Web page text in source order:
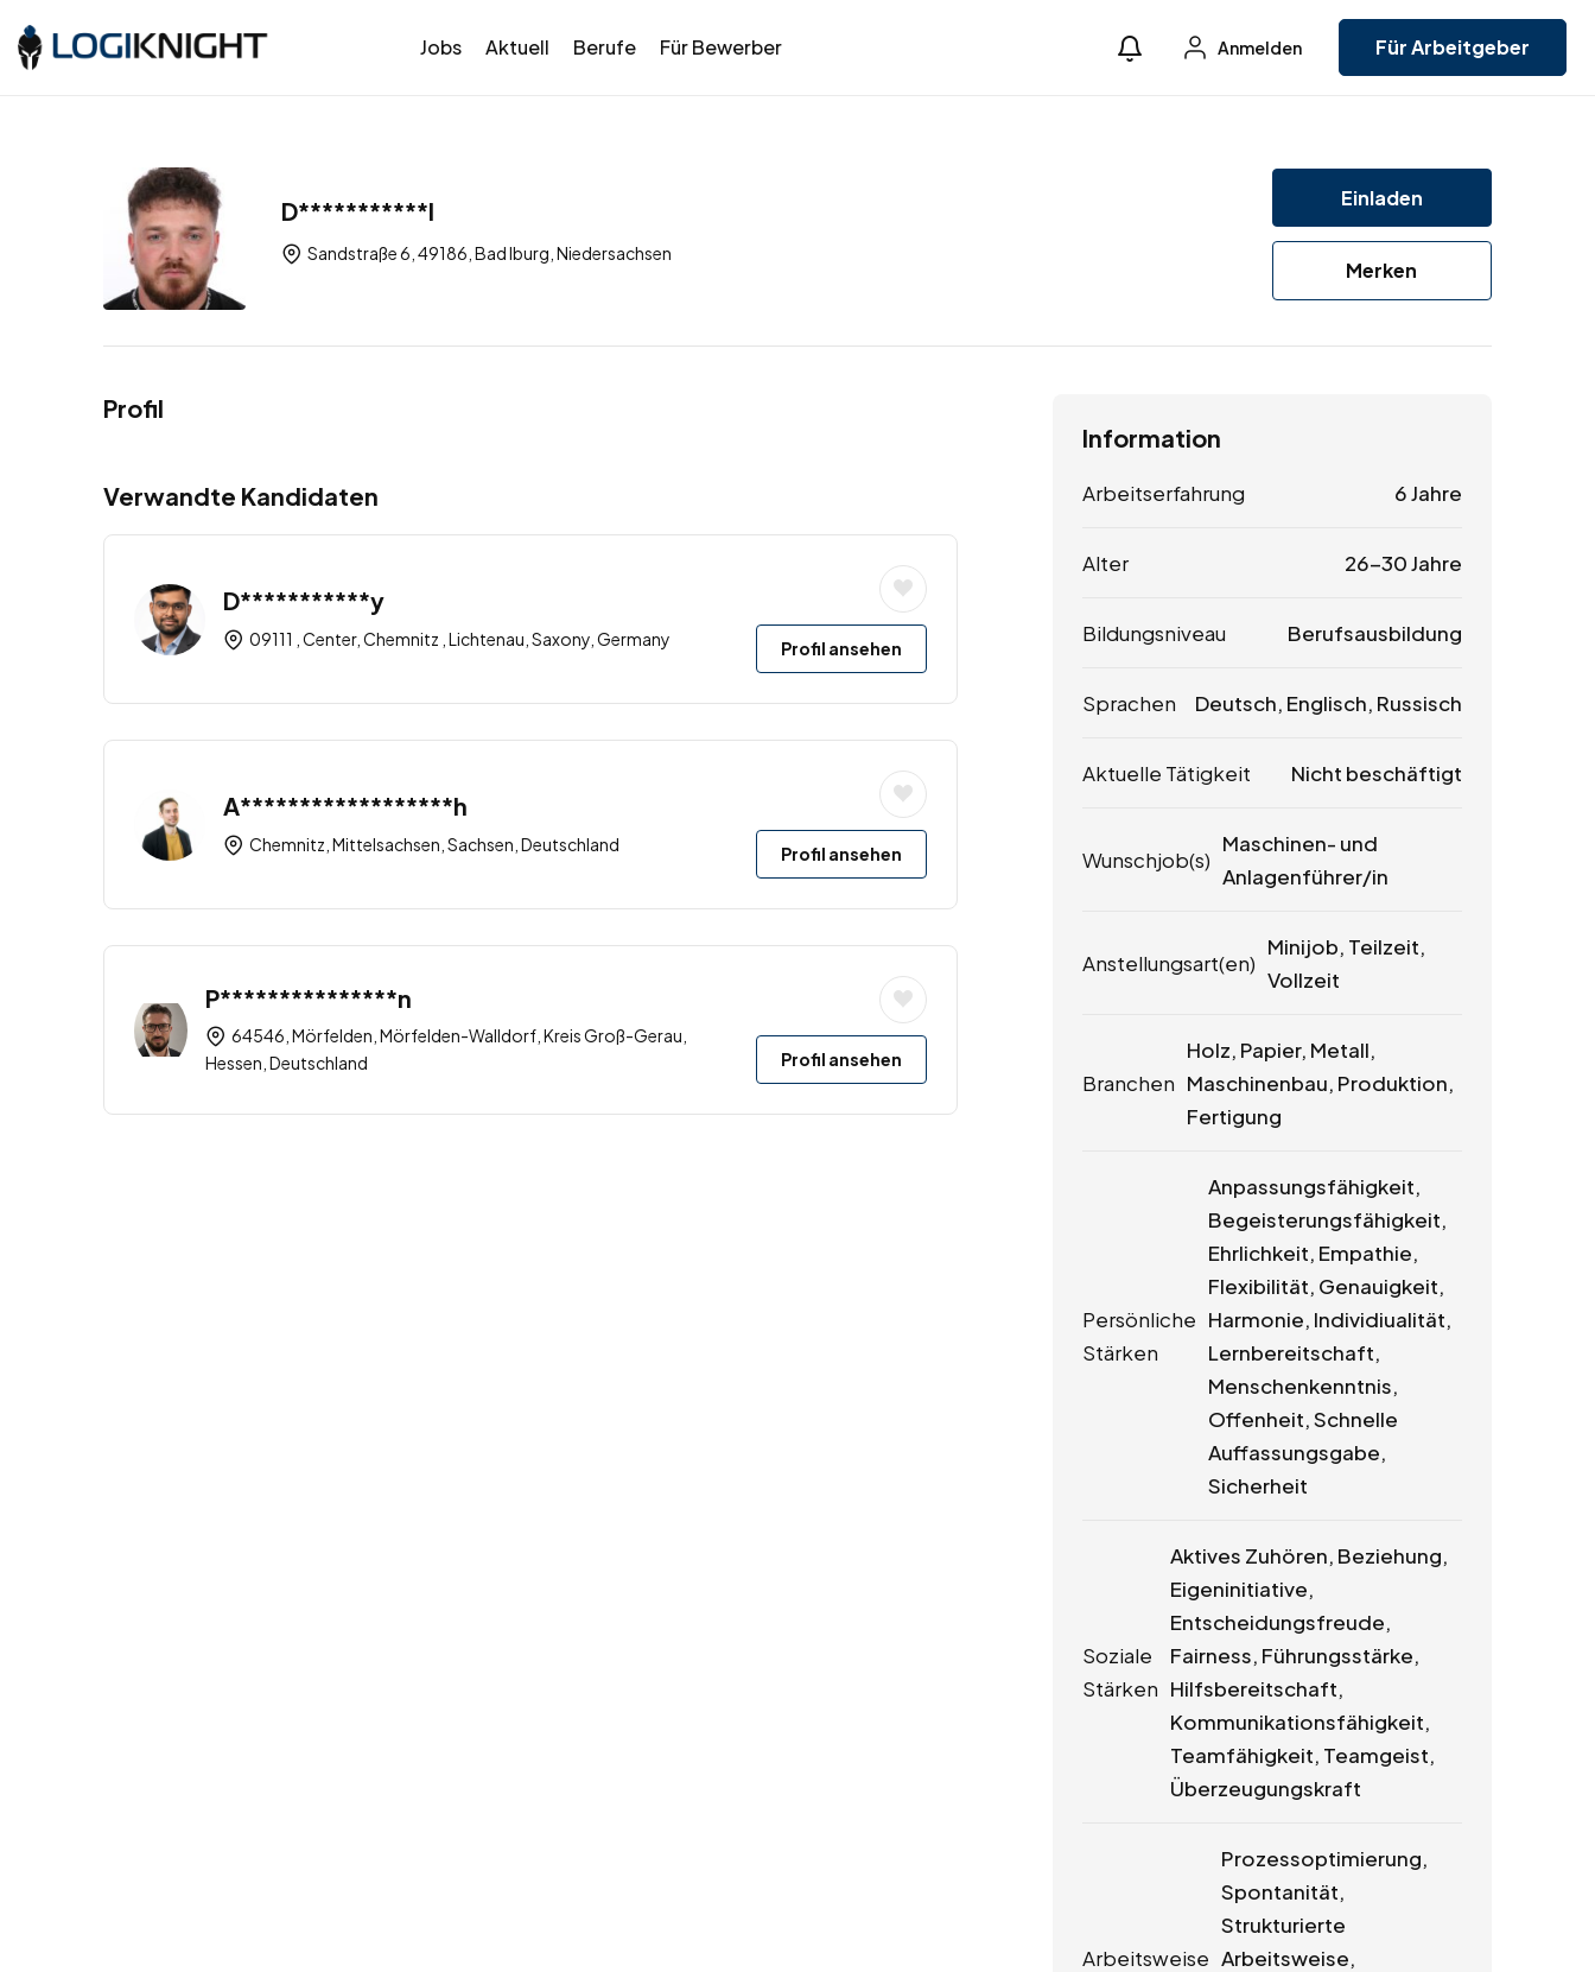
Jobs Aktuell Berufe Für Bewerber Anmelden Für Arbeitgeber
D***********l
Sandstraße 6, 49186, Bad Iburg, Niedersachsen
Einladen
Merken
Profil
Verwandte Kandidaten
D***********y
09111 , Center, Chemnitz , Lichtenau, Saxony, Germany Profil ansehen
A******************h
Chemnitz, Mittelsachsen, Sachsen, Deutschland Profil ansehen
P***************n
64546, Mörfelden, Mörfelden-Walldorf, Kreis Groß-Gerau,
Hessen, Deutschland
Profil ansehen
Information
Arbeitserfahrung 6 Jahre
Alter 26-30 Jahre
Bildungsniveau Berufsausbildung
Sprachen Deutsch, Englisch, Russisch
Aktuelle Tätigkeit Nicht beschäftigt
Wunschjob(s)
Maschinen- und
Anlagenführer/in
Anstellungsart(en)
Minijob, Teilzeit,
Vollzeit
Branchen
Holz, Papier, Metall,
Maschinenbau, Produktion,
Fertigung
Persönliche
Stärken
Anpassungsfähigkeit,
Begeisterungsfähigkeit,
Ehrlichkeit, Empathie,
Flexibilität, Genauigkeit,
Harmonie, Individiualität,
Lernbereitschaft,
Menschenkenntnis,
Offenheit, Schnelle
Auffassungsgabe,
Sicherheit
Soziale
Stärken
Aktives Zuhören, Beziehung,
Eigeninitiative,
Entscheidungsfreude,
Fairness, Führungsstärke,
Hilfsbereitschaft,
Kommunikationsfähigkeit,
Teamfähigkeit, Teamgeist,
Überzeugungskraft
Arbeitsweise
Prozessoptimierung,
Spontanität,
Strukturierte
Arbeitsweise,